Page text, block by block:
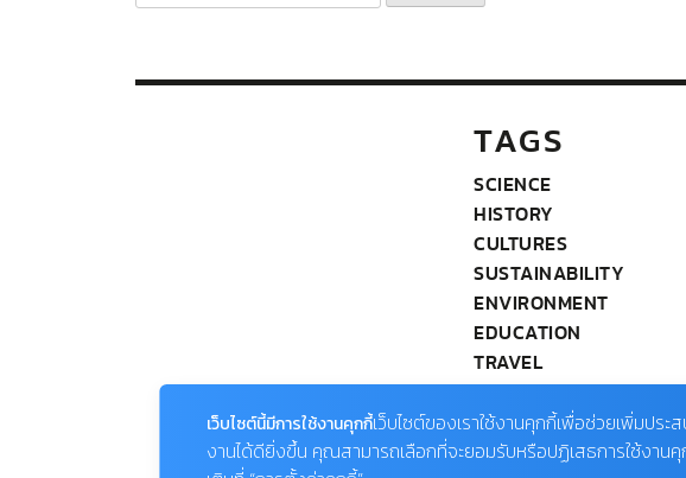
for:
TAGS
SCIENCE
HISTORY
CULTURES
SUSTAINABILITY
ENVIRONMENT
EDUCATION
TRAVEL
PHOTOGRAPHY
WILDLIFE
OUR TEAM
เว็บไซต์นี้มีการใช้งานคุกกี้เว็บไซต์ของเราใช้งานคุกกี้เพื่อช่วยเพิ่มประ
งานได้ดียิ่งขึ้น คุณสามารถเลือกที่จะยอมรับหรือปฏิเสธการใช้งานคุ